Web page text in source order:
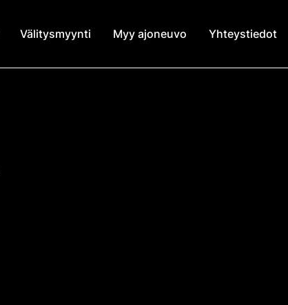
Välitysmyynti Myy ajoneuvo Yhteystiedot